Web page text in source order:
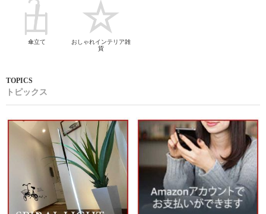
傘立て
おしゃれインテリア雑
貨
トピックス